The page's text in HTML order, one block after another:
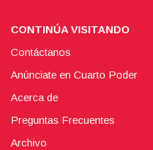
CONTINÚA VISITANDO
Contáctanos
Anúnciate en Cuarto Poder
Acerca de
Preguntas Frecuentes
Archivo